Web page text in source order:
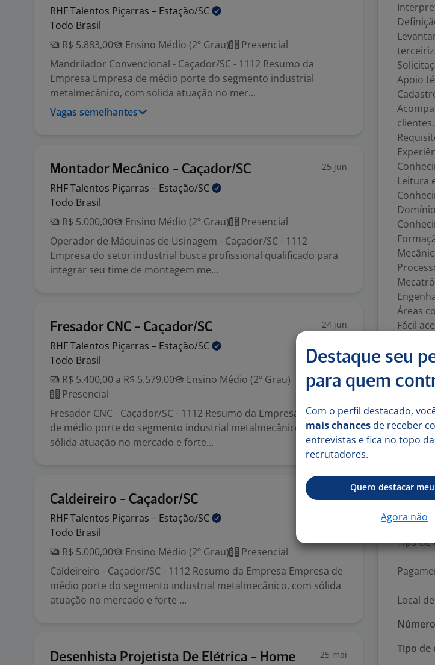
RHF Talentos Piçarras – Estação/SC
Todo Brasil
R$ 5.883,00
Ensino Médio (2º Grau)
Presencial
Mandrilador Convencional - Caçador/SC - 1112 Resumo da
Empresa Empresa de médio porte do segmento industrial
metalmecânico, com sólida atuação no mer...
Vagas semelhantes
Montador Mecânico - Caçador/SC 25 jun
RHF Talentos Piçarras – Estação/SC
Todo Brasil
R$ 5.000,00
Ensino Médio (2º Grau)
Presencial
Operador de Máquinas de Usinagem - Caçador/SC - 1112
Empresa do setor industrial busca profissional qualificado para
integrar seu time de montagem me...
Fresador CNC - Caçador/SC 24 jun
RHF Talentos Piçarras – Estação/SC
Todo Brasil
R$ 5.400,00 a R$ 5.579,00
Ensino Médio (2º Grau)
Presencial
Fresador CNC - Caçador/SC - 1112 Resumo da Empresa Empresa
de médio porte do segmento industrial metalmecânico, com
sólida atuação no mercado e forte...
Caldeireiro - Caçador/SC
RHF Talentos Piçarras – Estação/SC
Todo Brasil
R$ 5.000,00
Ensino Médio (2º Grau)
Presencial
Caldeireiro - Caçador/SC - 1112 Resumo da Empresa Empresa de
médio porte do segmento industrial metalmecânico, com sólida
atuação no mercado e forte ...
Desenhista Projetista De Elétrica - Home
25 mai
Apoio
clientes.
Leitura
Áreas
Fácil
Boa
Perfil
O Que
Tipo de
Local
Tipo de
Destaque seu
para quem
Com o perfil destacado,
mais chances de receber
entrevistas e fica no topo
recrutadores.
Quero destacar
Agora não